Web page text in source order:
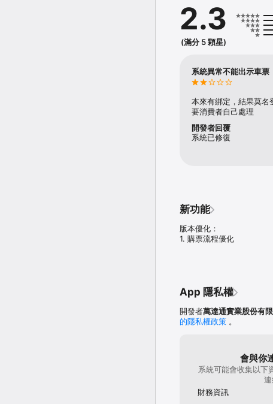
（1）可快速搜尋同時段多
（2）結合Google Map輕
．線上快速選位購票QR
（1）提供線上自選座位及
（2）直接QR CODE電子
（3）提供線上即時分享車
（4）可線上更換欲搭乘時
（1）精選各樣旅運商品
（2）不定期舉辦各項會
2.3
(滿分 5 顆星)
系統異常不能出示車票
本來有綁定，結果莫名
要消費者自己處理
開發者回覆
系統已修復
新功能
版本優化：
1. 購票流程優化
App 隱私權
開發者萬達通實業股份有
的隱私權政策 。
會與你
系統可能會收集以下
連
財務資訊